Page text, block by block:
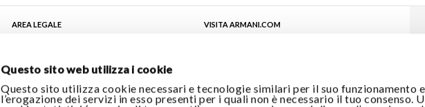
Questo sito web utilizza i cookie
Questo sito utilizza cookie necessari e tecnologie similari per il suo funzionamento
l’erogazione dei servizi in esso presenti per i quali non è necessario il tuo consenso.
AREA LEGALE
Privacy Policy
Cookie Policy
VISITA ARMANI.COM